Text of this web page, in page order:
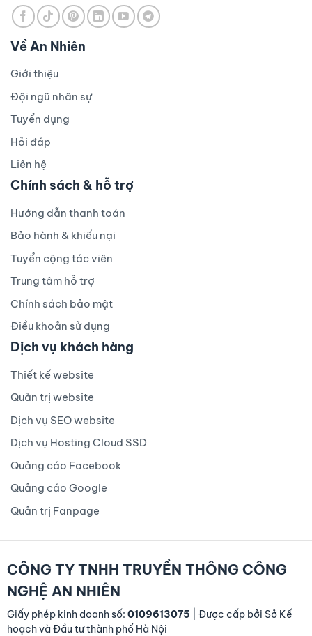
Về An Nhiên
Giới thiệu
Đội ngũ nhân sự
Tuyển dụng
Hỏi đáp
Liên hệ
Chính sách & hỗ trợ
Hướng dẫn thanh toán
Bảo hành & khiếu nại
Tuyển cộng tác viên
Trung tâm hỗ trợ
Chính sách bảo mật
Điều khoản sử dụng
Dịch vụ khách hàng
Thiết kế website
Quản trị website
Dịch vụ SEO website
Dịch vụ Hosting Cloud SSD
Quảng cáo Facebook
Quảng cáo Google
Quản trị Fanpage
CÔNG TY TNHH TRUYỀN THÔNG CÔNG
NGHỆ AN NHIÊN
Giấy phép kinh doanh số: 0109613075 | Được cấp bởi Sở Kế
hoạch và Đầu tư thành phố Hà Nội